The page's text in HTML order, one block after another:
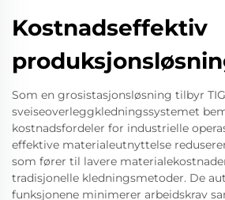
Kostnadseffektiv
Som en grosistasjonsløsning tilbyr
sveiseoverleggkledningssystemet
kostnadsfordeler for industrielle
effektive materialeutnyttelse
som fører til lavere
tradisjonelle kledningsmetoder. De
funksjonene minimerer arbeidskrav